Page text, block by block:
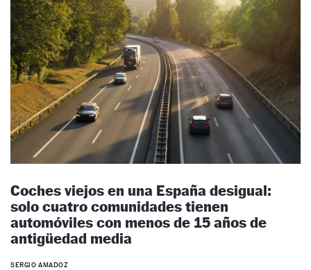
Coches viejos en una España desigual:
solo cuatro comunidades tienen
automóviles con menos de 15 años de
antigüedad media
SERGIO AMADOZ